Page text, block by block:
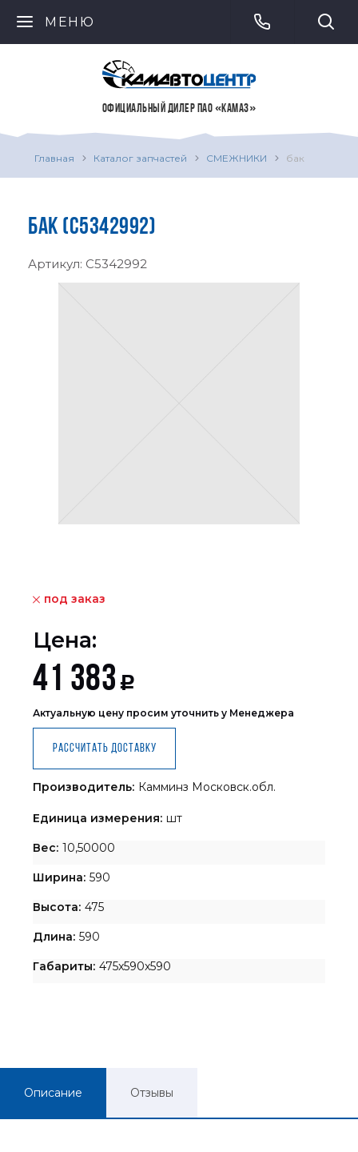
МЕНЮ
ОФИЦИАЛЬНЫЙ ДИЛЕР ПАО «КАМАЗ»
Главная Каталог запчастей СМЕЖНИКИ бак
БАК (C5342992)
Артикул: C5342992
под заказ
Цена:
41 383 Р
Актуальную цену просим уточнить у Менеджера
Рассчитать доставку
Производитель: Камминз Московск.обл.
Единица измерения: шт
Вес: 10,50000
Ширина: 590
Высота: 475
Длина: 590
Габариты: 475x590x590
Описание Отзывы